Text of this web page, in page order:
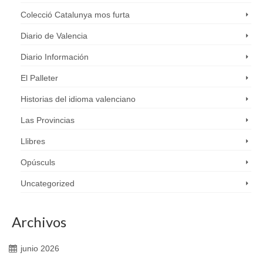
Colecció Catalunya mos furta
Diario de Valencia
Diario Información
El Palleter
Historias del idioma valenciano
Las Provincias
Llibres
Opúsculs
Uncategorized
Archivos
junio 2026